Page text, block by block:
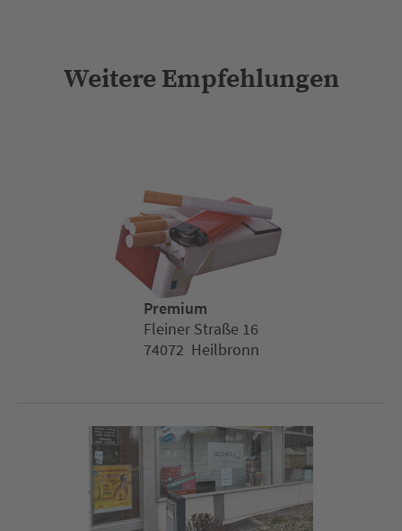
Weitere Empfehlungen
Premium
Fleiner Straße 16
74072 Heilbronn